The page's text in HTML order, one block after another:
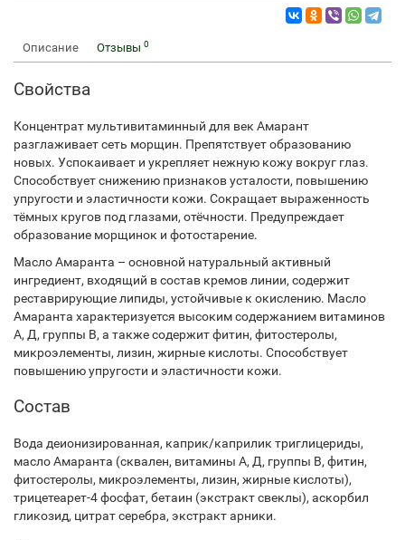
Описание Отзывы 0
Свойства
Концентрат мультивитаминный для век Амарант
разглаживает сеть морщин. Препятствует образованию
новых. Успокаивает и укрепляет нежную кожу вокруг глаз.
Способствует снижению признаков усталости, повышению
упругости и эластичности кожи. Сокращает выраженность
тёмных кругов под глазами, отёчности. Предупреждает
образование морщинок и фотостарение.
Масло Амаранта – основной натуральный активный
ингредиент, входящий в состав кремов линии, содержит
реставрирующие липиды, устойчивые к окислению. Масло
Амаранта характеризуется высоким содержанием витаминов
А, Д, группы В, а также содержит фитин, фитостеролы,
микроэлементы, лизин, жирные кислоты. Способствует
повышению упругости и эластичности кожи.
Состав
Вода деионизированная, каприк/каприлик триглицериды,
масло Амаранта (сквален, витамины А, Д, группы В, фитин,
фитостеролы, микроэлементы, лизин, жирные кислоты),
трицетеарет-4 фосфат, бетаин (экстракт свеклы), аскорбил
гликозид, цитрат серебра, экстракт арники.